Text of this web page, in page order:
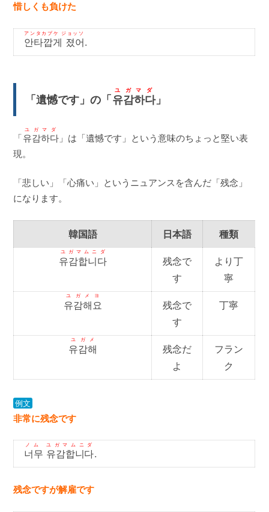
惜しくも負けた
안타깝게 졌어
アンタカプケ ジョッソ
.
「遺憾です」の「유감하다
ユガマダ
」
「유감하다
ユガマダ
」は「遺憾です」という意味のちょっと堅い表
現。
「悲しい」「心痛い」というニュアンスを含んだ「残念」
になります。
韓国語 日本語 種類
유감합니다
ユガマムニダ
残念で
す
より丁
寧
유감해요
ユガメヨ
残念で
す
丁寧
유감해
ユガメ
残念だ
よ
フラン
ク
例文
非常に残念です
너무 유감합니다
ノム ユガマムニダ
.
残念ですが解雇です